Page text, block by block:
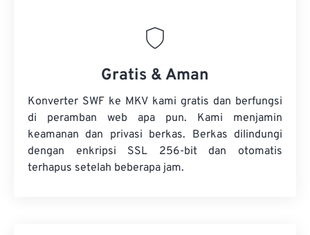
Gratis & Aman
Konverter SWF ke MKV kami gratis dan berfungsi
di peramban web apa pun. Kami menjamin
keamanan dan privasi berkas. Berkas dilindungi
dengan enkripsi SSL 256-bit dan otomatis
terhapus setelah beberapa jam.